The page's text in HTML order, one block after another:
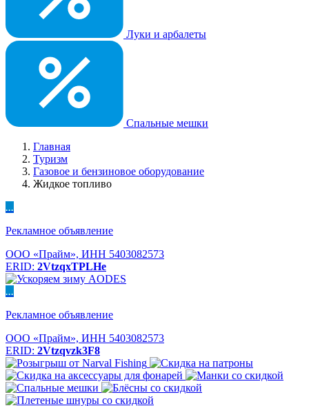
Луки и арбалеты
Спальные мешки
Главная
Туризм
Газовое и бензиновое оборудование
Жидкое топливо
...
Рекламное объявление
ООО «Прайм», ИНН 5403082573
ERID: 2VtzqxTPLHe
...
Рекламное объявление
ООО «Прайм», ИНН 5403082573
ERID: 2Vtzqvzk3F8